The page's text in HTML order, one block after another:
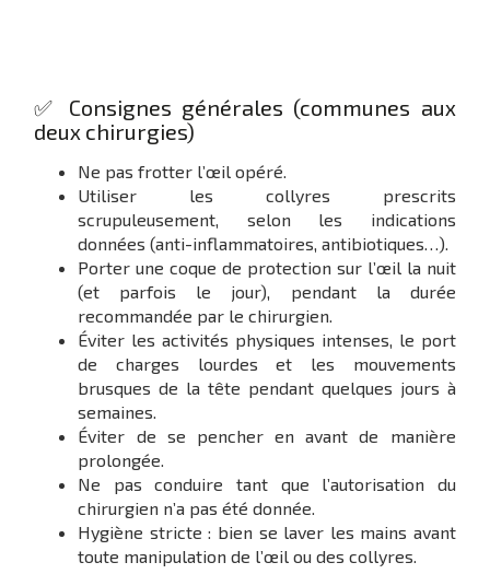
✅ Consignes générales (communes aux
deux chirurgies)
Ne pas frotter l’œil opéré.
Utiliser les collyres prescrits
scrupuleusement, selon les indications
données (anti-inflammatoires, antibiotiques…).
Porter une coque de protection sur l’œil la nuit
(et parfois le jour), pendant la durée
recommandée par le chirurgien.
Éviter les activités physiques intenses, le port
de charges lourdes et les mouvements
brusques de la tête pendant quelques jours à
semaines.
Éviter de se pencher en avant de manière
prolongée.
Ne pas conduire tant que l’autorisation du
chirurgien n’a pas été donnée.
Hygiène stricte : bien se laver les mains avant
toute manipulation de l’œil ou des collyres.